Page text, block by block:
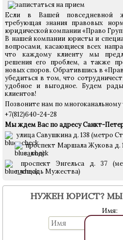
Если в Вашей повседневной
требующая знания правовых
юридической компании «Право
В нашей компании юристы и
вопросами, касающиеся всех
что каждому клиенту мы
решения его проблем, а также
новых споров. Обратившись в
убедиться в том, что
удобное и выгодное. Будем
клиентов!
Позвоните нам по многоканальному
+7(812)640-24-28
Мы ждем Вас по адресу Санкт-
улица Савушкина д. 138 (метро
проспект Маршала Жукова д.
завод)
проспект Энгельса д. 37
площадь Мужества)
НУЖЕН ЮРИСТ? МЫ
Имя: